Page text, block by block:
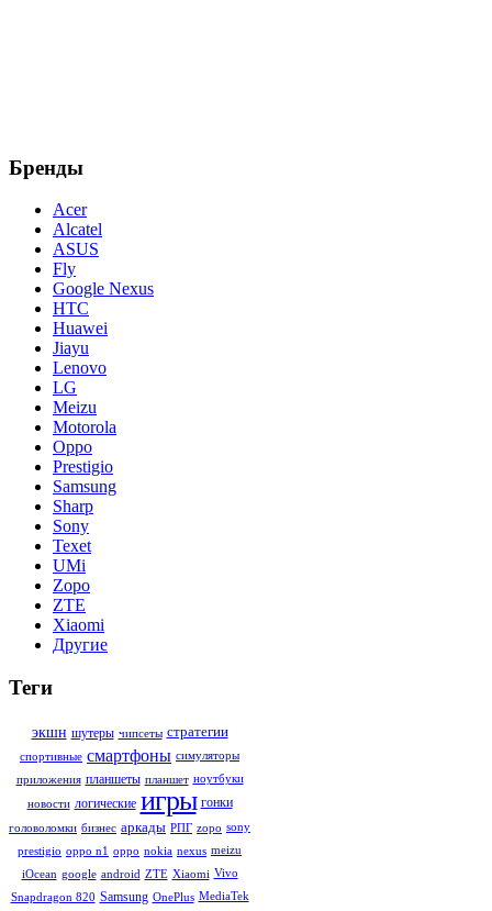
Бренды
Acer
Alcatel
ASUS
Fly
Google Nexus
HTC
Huawei
Jiayu
Lenovo
LG
Meizu
Motorola
Oppo
Prestigio
Samsung
Sharp
Sony
Texet
UMi
Zopo
ZTE
Xiaomi
Другие
Теги
экшн шутеры чипсеты стратегии
спортивные смартфоны симуляторы
приложения планшеты планшет ноутбуки
новости логические игры гонки
головоломки бизнес аркады РПГ zopo sony
prestigio oppo n1 oppo nokia nexus meizu
iOcean google android ZTE Xiaomi Vivo
Snapdragon 820 Samsung OnePlus MediaTek